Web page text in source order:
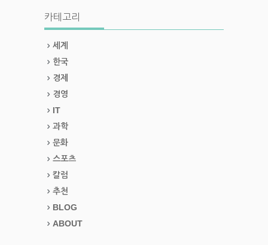
카테고리
세계
한국
경제
경영
IT
과학
문화
스포츠
칼럼
추천
BLOG
ABOUT